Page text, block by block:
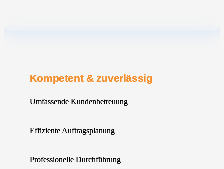
Kompetent & zuverlässig
Umfassende Kundenbetreuung
Effiziente Auftragsplanung
Professionelle Durchführung